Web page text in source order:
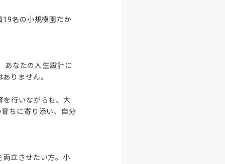
19名の小規模園だか
あなたの人生設計に
りません。
を行いながらも、大
ちに寄り添い、自分
両立させたい方。小